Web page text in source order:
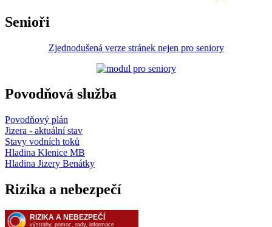
Senioři
Zjednodušená verze stránek nejen pro seniory
Povodňová služba
Povodňový plán
Jizera - aktuální stav
Stavy vodních toků
Hladina Klenice MB
Hladina Jizery Benátky
Rizika a nebezpečí